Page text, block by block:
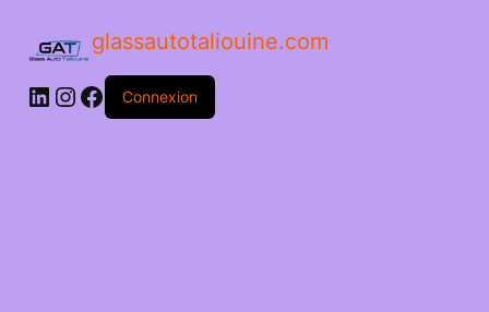
glassautotaliouine.com
Connexion